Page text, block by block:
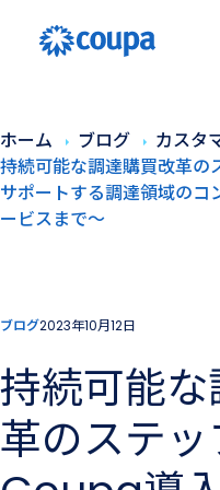
ホーム ブログ
カスタ
持続可能な調達購買改革
サポートする調達領域のコ
ービスまで〜
ブログ2023年10月12日
持続可能
革のステッ